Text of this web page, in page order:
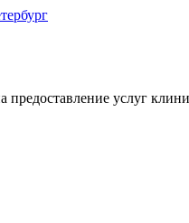
предоставление услуг